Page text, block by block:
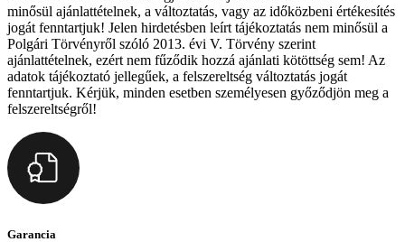
minősül ajánlattételnek, a változtatás, vagy az időközbeni értékesítés
jogát fenntartjuk! Jelen hirdetésben leírt tájékoztatás nem minősül a
Polgári Törvényről szóló 2013. évi V. Törvény szerint
ajánlattételnek, ezért nem fűződik hozzá ajánlati kötöttség sem! Az
adatok tájékoztató jellegűek, a felszereltség változtatás jogát
fenntartjuk. Kérjük, minden esetben személyesen győződjön meg a
felszereltségről!
Garancia